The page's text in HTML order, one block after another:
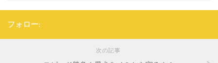
フォロー:
次の記事